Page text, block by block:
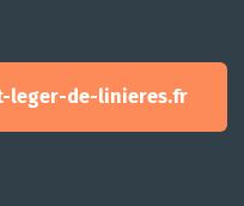
leger-de-linieres.fr